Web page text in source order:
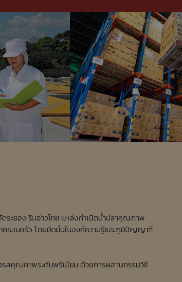
ระยอง ริมอ่าวไทย แหล่งกำเนิดน้ำปลาคุณภาพ
ทครอบครัว โดยยึดมั่นในองค์ความรู้และภูมิปัญญาที่
สคุณภาพระดับพรีเมียม ด้วยการผสานกรรมวิธี